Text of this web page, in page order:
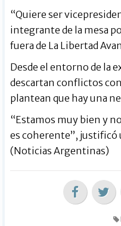
“Quiere ser
integrante de la mesa
fuera de La Libertad
Desde el entorno de la
descartan conflictos
plantean que hay una
“Estamos muy bien y
es coherente”, justificó
(Noticias Argentinas)